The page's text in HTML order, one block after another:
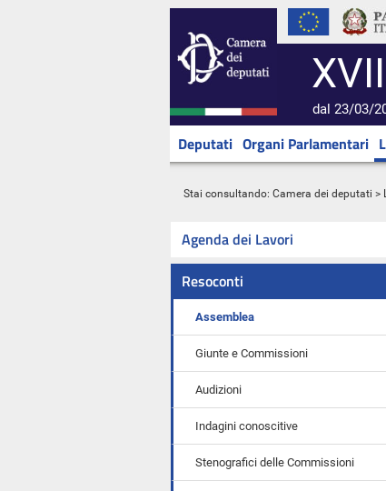
dal 23/03/
Deputati Organi Parlamentari
Stai consultando: Camera dei deputati >
Agenda dei Lavori
Resoconti
Assemblea
Giunte e Commissioni
Audizioni
Indagini conoscitive
Stenografici delle Commissioni